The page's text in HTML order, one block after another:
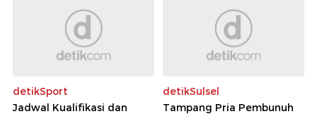
detikSport
Jadwal Kualifikasi dan
detikSulsel
Tampang Pria Pembunuh